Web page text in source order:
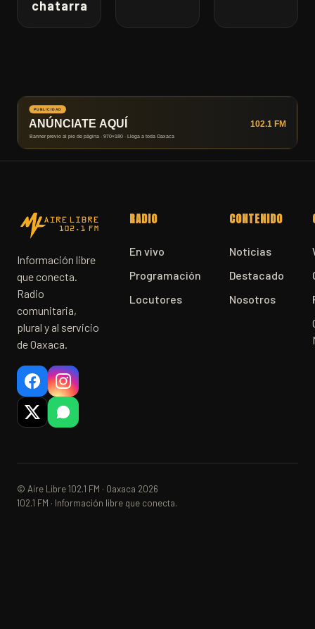
chatarra
Información libre
que conecta.
Radio
comunitaria,
plural y al servicio
de Oaxaca.
RADIO
En vivo
Programación
Locutores
CONTENIDO
Noticias
Destacado
Nosotros
© Aire Libre 102.1 FM · Oaxaca 2026
102.1 FM · Información libre que conecta.